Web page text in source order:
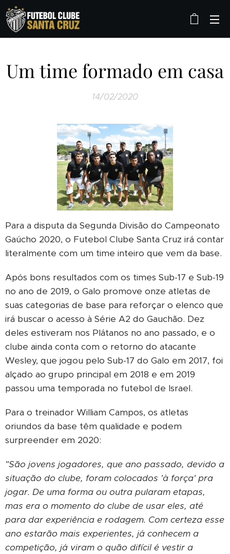
Um time formado em casa
14/02/2020
Para a disputa da Segunda Divisão do Campeonato
Gaúcho 2020, o Futebol Clube Santa Cruz irá contar
literalmente com um time inteiro que vem da base.
Após bons resultados com os times Sub-17 e Sub-19
no ano de 2019, o Galo promove onze atletas de
suas categorias de base para reforçar o elenco que
irá buscar o acesso à Série A2 do Gauchão. Dez
deles estiveram nos Plátanos no ano passado, e o
clube ainda conta com o retorno do atacante
Wesley, que jogou pelo Sub-17 do Galo em 2017, foi
alçado ao grupo principal em 2018 e em 2019
passou uma temporada no futebol de Israel.
Para o treinador William Campos, os atletas
oriundos da base têm qualidade e podem
surpreender em 2020:
"São jovens jogadores, que ano passado, devido a
situação do clube, foram colocados 'à força' pra
jogar. De uma forma ou outra pularam etapas,
mas era o momento do clube de usar eles, até
para dar experiência e rodagem. Com certeza esse
ano estarão mais experientes, já conhecem a
competição, já viram o quão difícil é vestir a